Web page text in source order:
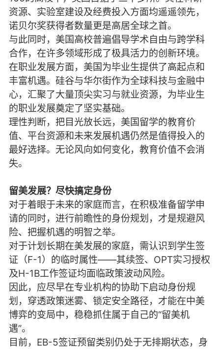
资源、实验室建设及经费投入方面均遥遥领先，
诺贝尔奖获得者数量更是高居全球之首。
与此同时，美国高校普遍倡导学术自由与跨学科
合作，在许多领域形成了极具活力的创新环境。
在职业发展方面，美国为毕业生提供了高起点和
丰富机遇。硅谷与华尔街作为全球科技与金融中
心，汇聚了大量顶尖实习与就业资源，为毕业生
的职业发展奠定了坚实基础。
理性判断，把目光放长远，美国留学的教育价
值、平台资源和未来发展机遇仍然是值得投入的
最好选择。无论风向如何变化，教育价值不会消
失。
留美发展？尽快搞定身份
对于着眼于未来的家庭而言，在积极准备留学申
请的同时，进行前瞻性的身份规划，才是规避风
险、把握机遇的明智之举。
对于计划长期在美发展的家庭，需认识到学生签
证（F-1）的临时属性——其续签、OPT实习授权
及H-1B工作签证均面临政策波动风险。
因此，应尽早在专业机构的协助下启动身份规
划，穿透政策迷雾、锁定安全路径，才能在中美
博弈的变局中，稳稳抓住属于自己的“留美机
遇”。
目前，EB-5签证预留类别仍处于无排期状态，身